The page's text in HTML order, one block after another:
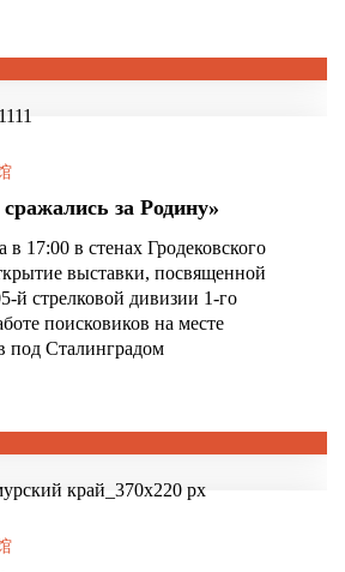
за Родину»
в 17:00 в стенах Гродековского
выставки, посвященной
й стрелковой дивизии 1-го
поисковиков на месте
под Сталинградом